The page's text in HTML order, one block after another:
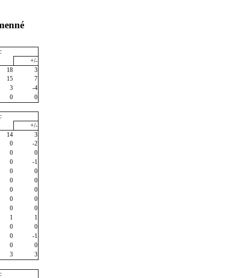
+/-
18
3
15
7
3
-4
0
0
+/-
14
3
0
-2
0
0
0
-1
0
0
0
0
0
0
0
0
0
0
1
1
0
0
0
-1
0
0
3
3